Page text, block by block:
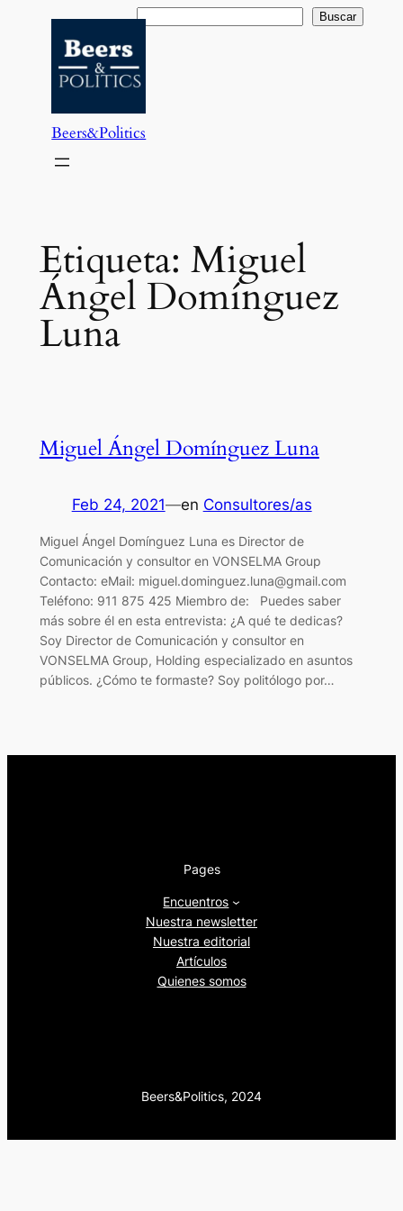
contenido
Buscar Buscar
Beers&Politics
Etiqueta: Miguel
Ángel Domínguez
Luna
Miguel Ángel Domínguez Luna
Feb 24, 2021—en Consultores/as
Miguel Ángel Domínguez Luna es Director de
Comunicación y consultor en VONSELMA Group
Contacto: eMail: miguel.dominguez.luna@gmail.com
Teléfono: 911 875 425 Miembro de: Puedes saber
más sobre él en esta entrevista: ¿A qué te dedicas?
Soy Director de Comunicación y consultor en
VONSELMA Group, Holding especializado en asuntos
públicos. ¿Cómo te formaste? Soy politólogo por…
Pages
Encuentros
Nuestra newsletter
Nuestra editorial
Artículos
Quienes somos
Beers&Politics, 2024